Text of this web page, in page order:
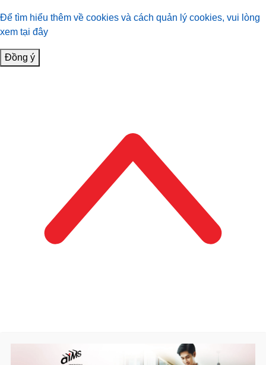
Để tìm hiểu thêm về cookies và cách quản lý cookies, vui lòng
xem tại đây
Đồng ý